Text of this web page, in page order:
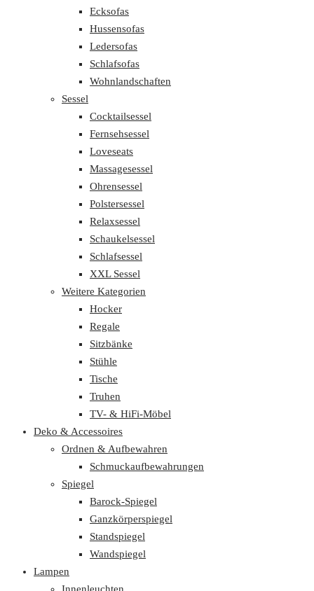
Ecksofas
Hussensofas
Ledersofas
Schlafsofas
Wohnlandschaften
Sessel
Cocktailsessel
Fernsehsessel
Loveseats
Massagesessel
Ohrensessel
Polstersessel
Relaxsessel
Schaukelsessel
Schlafsessel
XXL Sessel
Weitere Kategorien
Hocker
Regale
Sitzbänke
Stühle
Tische
Truhen
TV- & HiFi-Möbel
Deko & Accessoires
Ordnen & Aufbewahren
Schmuckaufbewahrungen
Spiegel
Barock-Spiegel
Ganzkörperspiegel
Standspiegel
Wandspiegel
Lampen
Innenleuchten